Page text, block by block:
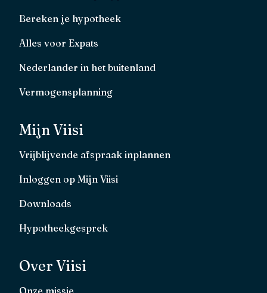
Bereken je hypotheek
Alles voor Expats
Nederlander in het buitenland
Vermogensplanning
Mijn Viisi
Vrijblijvende afspraak inplannen
Inloggen op Mijn Viisi
Downloads
Hypotheekgesprek
Over Viisi
Onze missie